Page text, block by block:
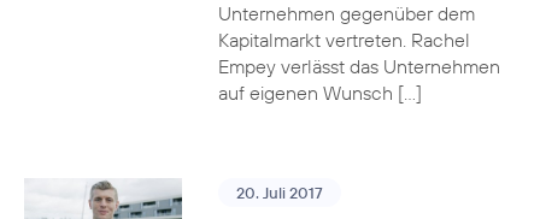
Unternehmen gegenüber dem
Kapitalmarkt vertreten. Rachel
Empey verlässt das Unternehmen
auf eigenen Wunsch […]
20. Juli 2017